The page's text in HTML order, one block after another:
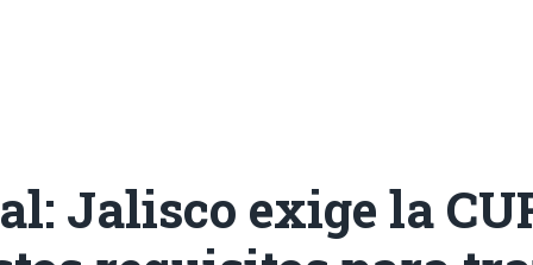
Jalisco exige la